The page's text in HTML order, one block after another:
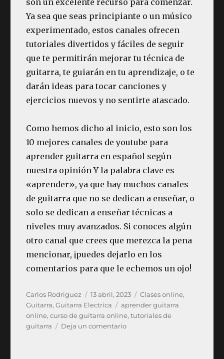
son un excelente recurso para comenzar.
Ya sea que seas principiante o un músico
experimentado, estos canales ofrecen
tutoriales divertidos y fáciles de seguir
que te permitirán mejorar tu técnica de
guitarra, te guiarán en tu aprendizaje, o te
darán ideas para tocar canciones y
ejercicios nuevos y no sentirte atascado.
Como hemos dicho al inicio, esto son los
10 mejores canales de youtube para
aprender guitarra en español según
nuestra opinión Y la palabra clave es
«aprender», ya que hay muchos canales
de guitarra que no se dedican a enseñar, o
solo se dedican a enseñar técnicas a
niveles muy avanzados. Si conoces algún
otro canal que crees que merezca la pena
mencionar, ¡puedes dejarlo en los
comentarios para que le echemos un ojo!
Autor
Carlos Rodriguez
Publicado
el
13 abril, 2023 Categorías
Clases online,
Guitarra,Guitarra Electrica Etiquetas
aprender guitarra
online,curso de guitarra online,tutoriales de
guitarra
Deja un comentarioen